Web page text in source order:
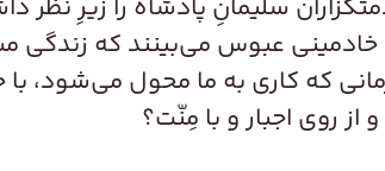
سلیمان‌ِ پادشاه را زیرِ نظر
را خادمینی عبوس می‌بینند که
که کاری به ما محول می‌شود،
از روی اجبار و با مِنّت؟